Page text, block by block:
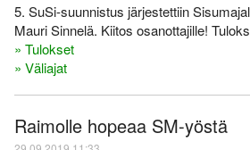
5. SuSi-suunnistus järjestettiin
Mauri Sinnelä. Kiitos osanottajille!
» Tulokset
» Väliajat
Raimolle hopeaa SM-yöstä